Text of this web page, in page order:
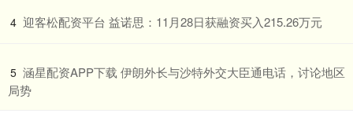
4 ​迎客松配资平台 益诺思：11月28日获融资买入215.26万元
5 ​涵星配资APP下载 伊朗外长与沙特外交大臣通电话，讨论地区
局势